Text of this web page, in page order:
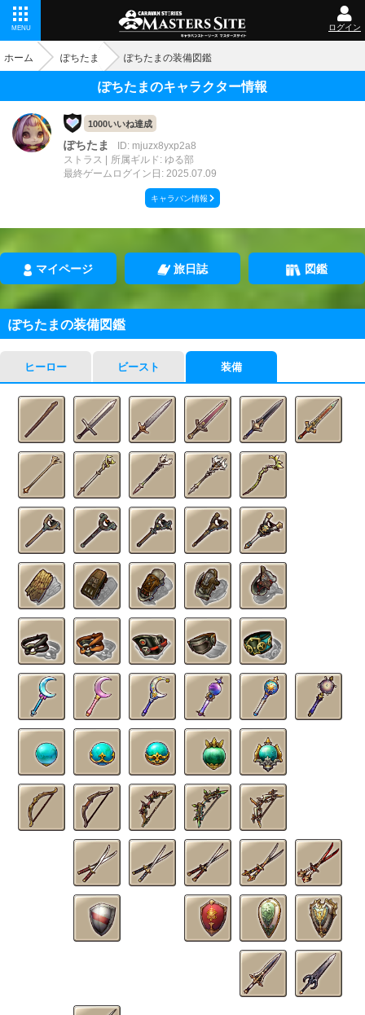
MENU ログイン
ホーム ぽちたま ぽちたまの装備図鑑
ぽちたまのキャラクター情報
1000いいね達成
ぽちたま
ID: mjuzx8yxp2a8
ストラス
所属ギルド: ゆる部
最終ゲームログイン日: 2025.07.09
キャラバン情報
マイページ 旅日誌 図鑑
ぽちたまの装備図鑑
ヒーロー ビースト 装備